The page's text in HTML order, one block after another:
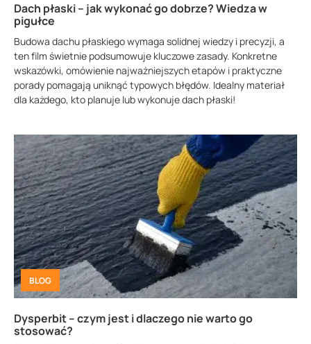
Dach płaski – jak wykonać go dobrze? Wiedza w
pigułce
Budowa dachu płaskiego wymaga solidnej wiedzy i precyzji, a
ten film świetnie podsumowuje kluczowe zasady. Konkretne
wskazówki, omówienie najważniejszych etapów i praktyczne
porady pomagają uniknąć typowych błędów. Idealny materiał
dla każdego, kto planuje lub wykonuje dach płaski!
BLOG
Dysperbit – czym jest i dlaczego nie warto go
stosować?